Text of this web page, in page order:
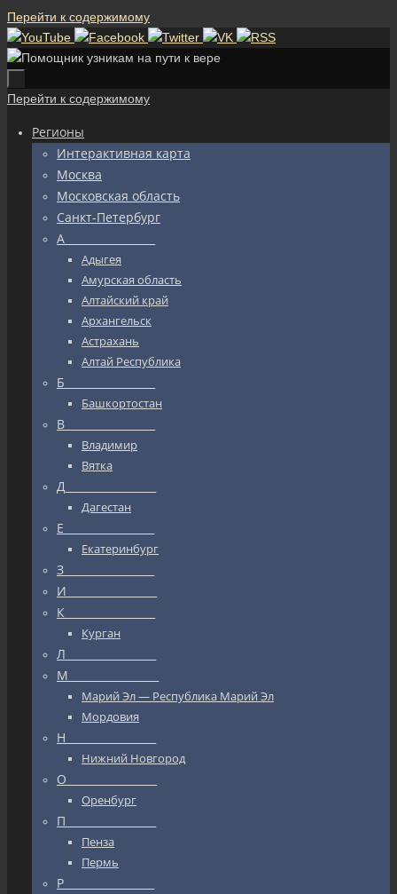
Перейти к содержимому
Перейти к содержимому
Регионы
Интерактивная карта
Москва
Московская область
Санкт-Петербург
А_________________
Адыгея
Амурская область
Алтайский край
Архангельск
Астрахань
Алтай Республика
Б_________________
Башкортостан
В_________________
Владимир
Вятка
Д_________________
Дагестан
Е_________________
Екатеринбург
З_________________
И_________________
К_________________
Курган
Л_________________
М_________________
Марий Эл — Республика Марий Эл
Мордовия
Н_________________
Нижний Новгород
О_________________
Оренбург
П_________________
Пенза
Пермь
Р_________________